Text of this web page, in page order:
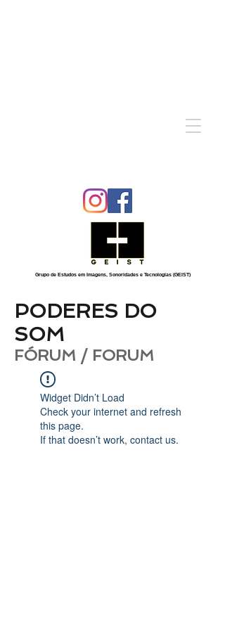
Grupo de Estudos em Imagens, Sonoridades e Tecnologias (GEIST)
PODERES DO
SOM
FÓRUM / FORUM
Widget Didn’t Load
Check your internet and refresh
this page.
If that doesn’t work, contact us.